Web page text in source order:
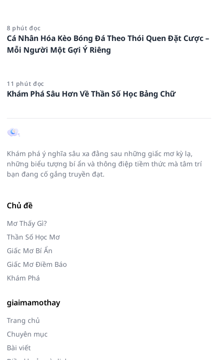
8 phút đọc
Cá Nhân Hóa Kèo Bóng Đá Theo Thói Quen Đặt Cược –
Mỗi Người Một Gợi Ý Riêng
11 phút đọc
Khám Phá Sâu Hơn Về Thần Số Học Bảng Chữ
Khám phá ý nghĩa sâu xa đằng sau những giấc mơ kỳ lạ,
những biểu tượng bí ẩn và thông điệp tiềm thức mà tâm trí
bạn đang cố gắng truyền đạt.
Chủ đề
Mơ Thấy Gì?
Thần Số Học Mơ
Giấc Mơ Bí Ẩn
Giấc Mơ Điềm Báo
Khám Phá
giaimamothay
Trang chủ
Chuyên mục
Bài viết